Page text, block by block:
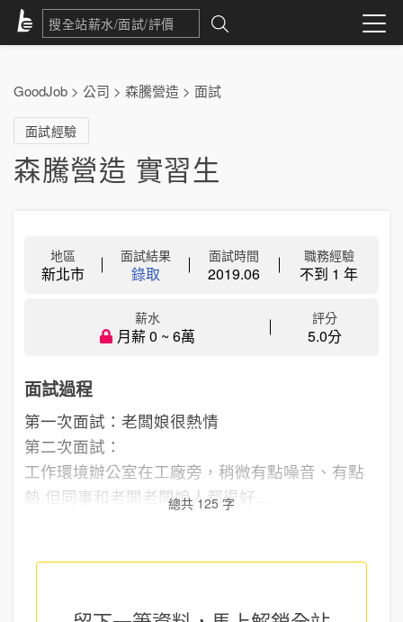
GoodJob > 公司 > 森騰營造 > 面試
面試經驗
森騰營造 實習生
地區
新北市
面試結果
錄取
面試時間
2019.06
職務經驗
不到 1 年
薪水
月薪 0 ~ 6萬
評分
5.0分
面試過程
第一次面試：老闆娘很熱情
第二次面試：
工作環境辦公室在工廠旁，稍微有點噪音、有點
熱,但同事和老闆老闆娘人都很好...
總共 125 字